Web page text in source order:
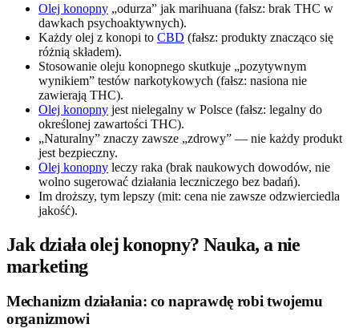
Olej konopny „odurza” jak marihuana (fałsz: brak THC w
dawkach psychoaktywnych).
Każdy olej z konopi to CBD (fałsz: produkty znacząco się
różnią składem).
Stosowanie oleju konopnego skutkuje „pozytywnym
wynikiem” testów narkotykowych (fałsz: nasiona nie
zawierają THC).
Olej konopny jest nielegalny w Polsce (fałsz: legalny do
określonej zawartości THC).
„Naturalny” znaczy zawsze „zdrowy” — nie każdy produkt
jest bezpieczny.
Olej konopny leczy raka (brak naukowych dowodów, nie
wolno sugerować działania leczniczego bez badań).
Im droższy, tym lepszy (mit: cena nie zawsze odzwierciedla
jakość).
Jak działa olej konopny? Nauka, a nie
marketing
Mechanizm działania: co naprawdę robi twojemu
organizmowi